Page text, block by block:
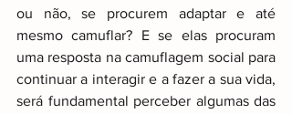
ou não, se procurem adaptar e até
mesmo camuflar? E se elas procuram
uma resposta na camuflagem social para
continuar a interagir e a fazer a sua vida,
será fundamental perceber algumas das